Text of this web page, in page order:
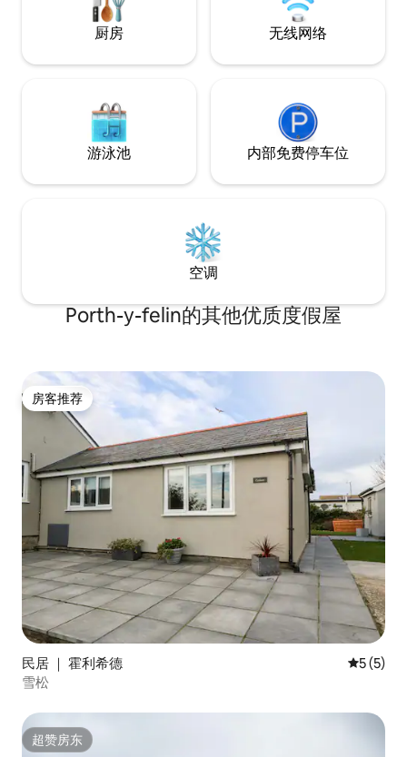
厨房 无线网络
游泳池 内部免费停车位
空调
Porth-y-felin的其他优质度假屋
房客推荐
房客推荐
民居 ｜ 霍利希德 平均评分
5 (5)
雪松
超赞房东
超赞房东